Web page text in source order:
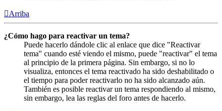
Arriba
¿Cómo hago para reactivar un tema?
Puede hacerlo dándole clic al enlace que dice "Reactivar
tema" cuando esté viendo el mismo, puede "reactivar" el tema
al principio de la primera página. Sin embargo, si no lo
visualiza, entonces el tema reactivado ha sido deshabilitado o
el tiempo para poder reactivarlo no ha sido alcanzado aún.
También es posible reactivar un tema respondiendo al mismo,
sin embargo, lea las reglas del foro antes de hacerlo.